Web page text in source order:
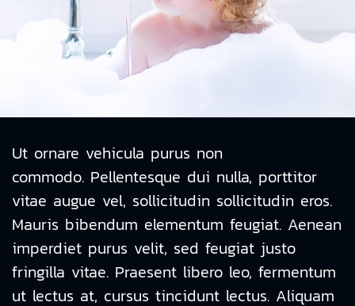
Ut ornare vehicula purus non
commodo. Pellentesque dui nulla, porttitor
vitae augue vel, sollicitudin sollicitudin eros.
Mauris bibendum elementum feugiat. Aenean
imperdiet purus velit, sed feugiat justo
fringilla vitae. Praesent libero leo, fermentum
ut lectus at, cursus tincidunt lectus. Aliquam